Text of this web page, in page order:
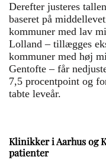
Derefter justeres
baseret på
kommuner med lav
Lolland – tillægges
kommuner med høj
Gentofte – får
7,5 procentpoint og
tabte leveår.
Klinikker i Aarhus og
patienter